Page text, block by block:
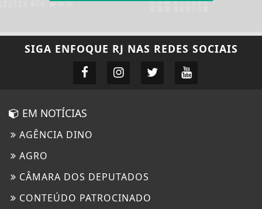
SIGA ENFOQUE RJ NAS REDES SOCIAIS
EM NOTÍCIAS
AGÊNCIA DINO
AGRO
CÂMARA DOS DEPUTADOS
CONTEÚDO PATROCINADO